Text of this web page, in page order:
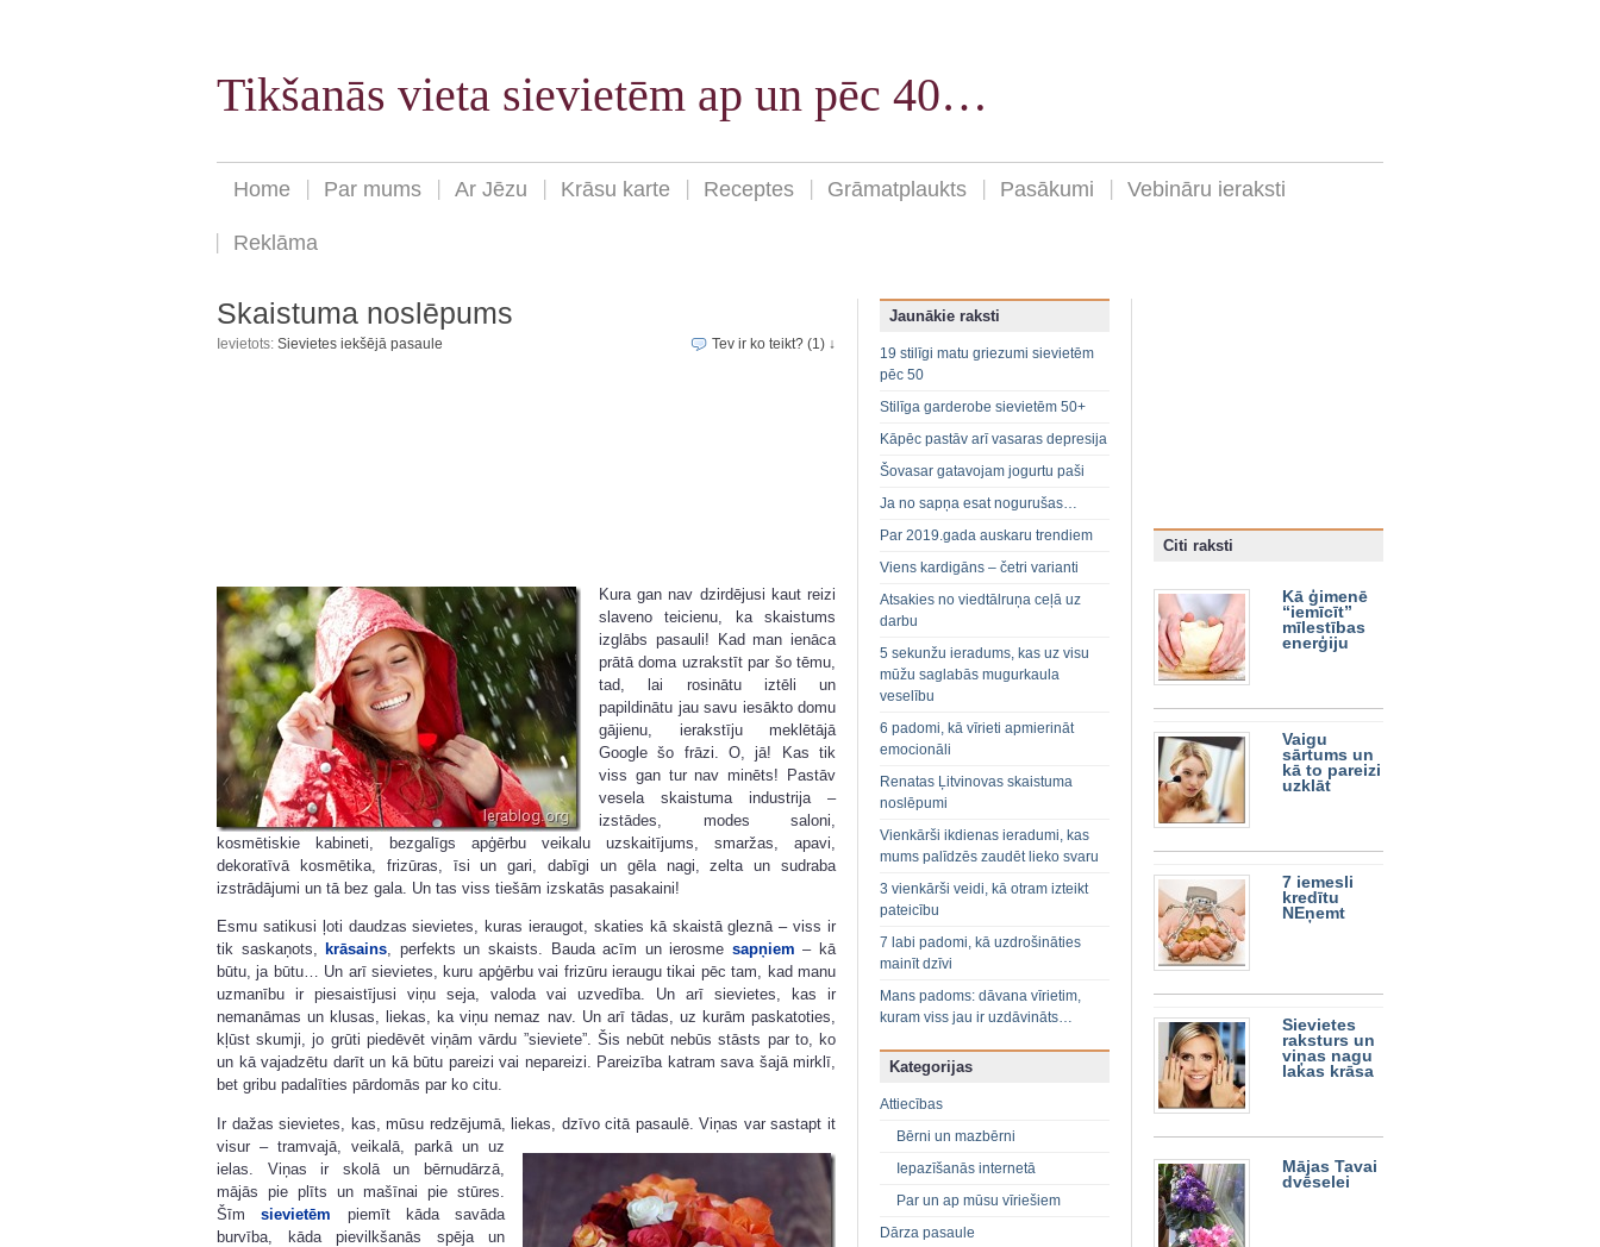
Tikšanās vieta sievietēm ap un pēc 40…
Home Par mums Ar Jēzu Krāsu karte Receptes Grāmatplaukts Pasākumi Vebināru ieraksti
Reklāma
Skaistuma noslēpums
Ievietots: Sievietes iekšējā pasaule Tev ir ko teikt? (1) ↓
Kura gan nav dzirdējusi kaut reizi
slaveno teicienu, ka skaistums
izglābs pasauli! Kad man ienāca
prātā doma uzrakstīt par šo tēmu,
tad, lai rosinātu iztēli un
papildinātu jau savu iesākto domu
gājienu, ierakstīju meklētājā
Google šo frāzi. O, jā! Kas tik
viss gan tur nav minēts! Pastāv
vesela skaistuma industrija –
izstādes, modes saloni,
kosmētiskie kabineti, bezgalīgs apģērbu veikalu uzskaitījums, smaržas, apavi,
dekoratīvā kosmētika, frizūras, īsi un gari, dabīgi un gēla nagi, zelta un sudraba
izstrādājumi un tā bez gala. Un tas viss tiešām izskatās pasakaini!
Esmu satikusi ļoti daudzas sievietes, kuras ieraugot, skaties kā skaistā gleznā – viss ir
tik saskaņots, krāsains, perfekts un skaists. Bauda acīm un ierosme sapņiem – kā
būtu, ja būtu… Un arī sievietes, kuru apģērbu vai frizūru ieraugu tikai pēc tam, kad manu
uzmanību ir piesaistījusi viņu seja, valoda vai uzvedība. Un arī sievietes, kas ir
nemanāmas un klusas, liekas, ka viņu nemaz nav. Un arī tādas, uz kurām paskatoties,
kļūst skumji, jo grūti piedēvēt viņām vārdu ”sieviete”. Šis nebūt nebūs stāsts par to, ko
un kā vajadzētu darīt un kā būtu pareizi vai nepareizi. Pareizība katram sava šajā mirklī,
bet gribu padalīties pārdomās par ko citu.
Ir dažas sievietes, kas, mūsu redzējumā, liekas, dzīvo citā pasaulē. Viņas var sastapt it
visur – tramvajā, veikalā, parkā un uz
ielas. Viņas ir skolā un bērnudārzā,
mājās pie plīts un mašīnai pie stūres.
Šīmsievietēm
piemīt kāda savāda
burvība, kāda pievilkšanās spēja un
Jaunākie raksti
19 stilīgi matu griezumi sievietēm
pēc 50
Stilīga garderobe sievietēm 50+
Kāpēc pastāv arī vasaras depresija
Šovasar gatavojam jogurtu paši
Ja no sapņa esat nogurušas…
Par 2019.gada auskaru trendiem
Viens kardigāns – četri varianti
Atsakies no viedtālruņa ceļā uz
darbu
5 sekunžu ieradums, kas uz visu
mūžu saglabās mugurkaula
veselību
6 padomi, kā vīrieti apmierināt
emocionāli
Renatas Ļitvinovas skaistuma
noslēpumi
Vienkārši ikdienas ieradumi, kas
mums palīdzēs zaudēt lieko svaru
3 vienkārši veidi, kā otram izteikt
pateicību
7 labi padomi, kā uzdrošināties
mainīt dzīvi
Mans padoms: dāvana vīrietim,
kuram viss jau ir uzdāvināts…
Kategorijas
Attiecības
Bērni un mazbērni
Iepazīšanās internetā
Par un ap mūsu vīriešiem
Dārza pasaule
Citi raksti
Kā ģimenē
“iemīcīt”
mīlestības
enerģiju
Vaigu
sārtums un
kā to pareizi
uzklāt
7 iemesli
kredītu
NEņemt
Sievietes
raksturs un
viņas nagu
lakas krāsa
Mājas Tavai
dvēselei